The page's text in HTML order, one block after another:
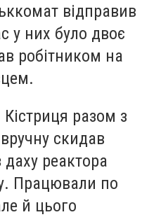
відправив
у них було двоє
робітником на
разом з
скидав
даху реактора
Працювали по
й цього